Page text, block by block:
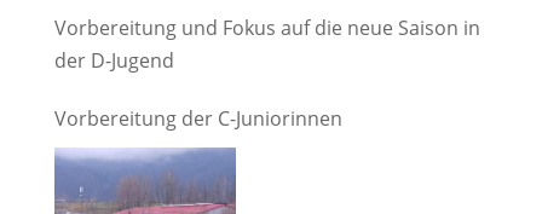
Vorbereitung und Fokus auf die neue Saison in
der D-Jugend
Vorbereitung der C-Juniorinnen